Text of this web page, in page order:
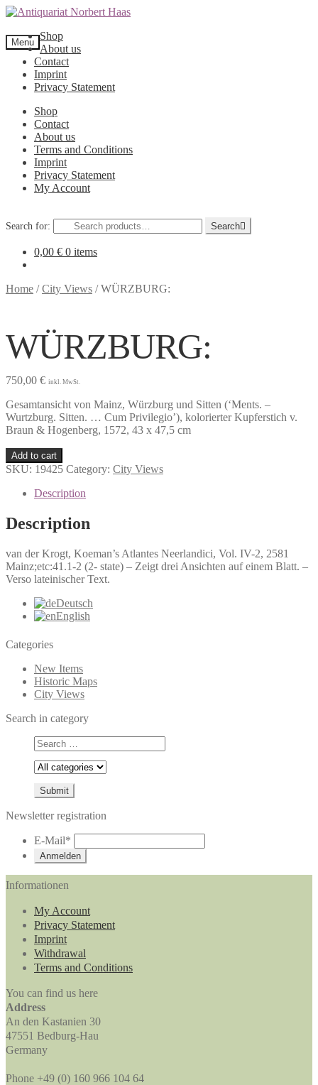
Menu
Shop
About us
Contact
Imprint
Privacy Statement
Shop
Contact
About us
Terms and Conditions
Imprint
Privacy Statement
My Account
Search for: Search
0,00 € 0 items
Home /City Views /WÜRZBURG:
WÜRZBURG:
750,00 € inkl. MwSt.
Gesamtansicht von Mainz, Würzburg und Sitten (‘Ments. –
Wurtzburg. Sitten. … Cum Privilegio’), kolorierter Kupferstich v.
Braun & Hogenberg, 1572, 43 x 47,5 cm
Add to cart
SKU: 19425 Category: City Views
Description
Description
van der Krogt, Koeman’s Atlantes Neerlandici, Vol. IV-2, 2581
Mainz;etc:41.1-2 (2- state) – Zeigt drei Ansichten auf einem Blatt. –
Verso lateinischer Text.
Deutsch
English
Categories
New Items
Historic Maps
City Views
Search in category
Newsletter registration
E-Mail*
Informationen
My Account
Privacy Statement
Imprint
Withdrawal
Terms and Conditions
You can find us here
Address
An den Kastanien 30
47551 Bedburg-Hau
Germany
Phone +49 (0) 160 966 104 64